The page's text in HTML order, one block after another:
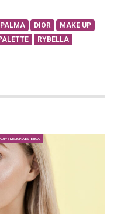
PALMA DIOR
MAKE UP
RYBELLA
E MEDICINA ESTETICA